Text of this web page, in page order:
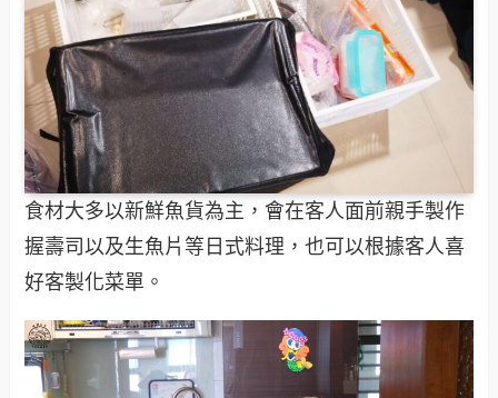
食材大多以新鮮魚貨為主，會在客人面前親手製作
握壽司以及生魚片等日式料理，也可以根據客人喜
好客製化菜單。